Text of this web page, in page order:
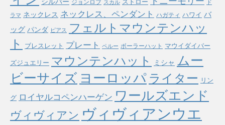
シルバー ジョンロブ スカル ストロー ド
ラマ ネックレス ネックレス、ペンダント ハガティ ハワイ バ
ッグ パンダ ピアス
フェルトマウンテンハッ
ト
ブレスレット プレート ペルー ボーラーハット マウイダイバー
ズジュエリー マウンテンハット ミシャ ムー
ビーサイズ ヨーロッパ ライター リン
グ ロイヤルコペンハーゲン ワールズエンド
ヴィヴィアン ヴィヴィアンウエ